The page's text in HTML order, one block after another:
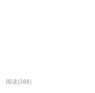
阅读(388)